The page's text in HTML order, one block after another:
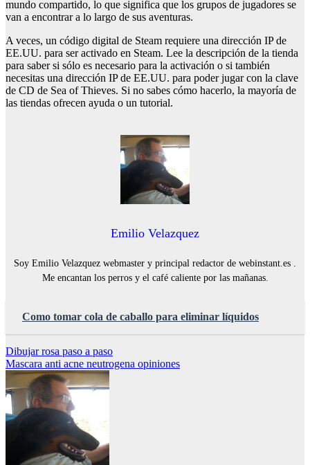
mundo compartido, lo que significa que los grupos de jugadores se
van a encontrar a lo largo de sus aventuras.
A veces, un código digital de Steam requiere una dirección IP de
EE.UU. para ser activado en Steam. Lee la descripción de la tienda
para saber si sólo es necesario para la activación o si también
necesitas una dirección IP de EE.UU. para poder jugar con la clave
de CD de Sea of Thieves. Si no sabes cómo hacerlo, la mayoría de
las tiendas ofrecen ayuda o un tutorial.
Emilio Velazquez
Soy Emilio Velazquez webmaster y principal redactor de webinstant.es .
Me encantan los perros y el café caliente por las mañanas.
Como tomar cola de caballo para eliminar líquidos
Navegación
de
entradas
Dibujar rosa paso a paso
Mascara anti acne neutrogena opiniones